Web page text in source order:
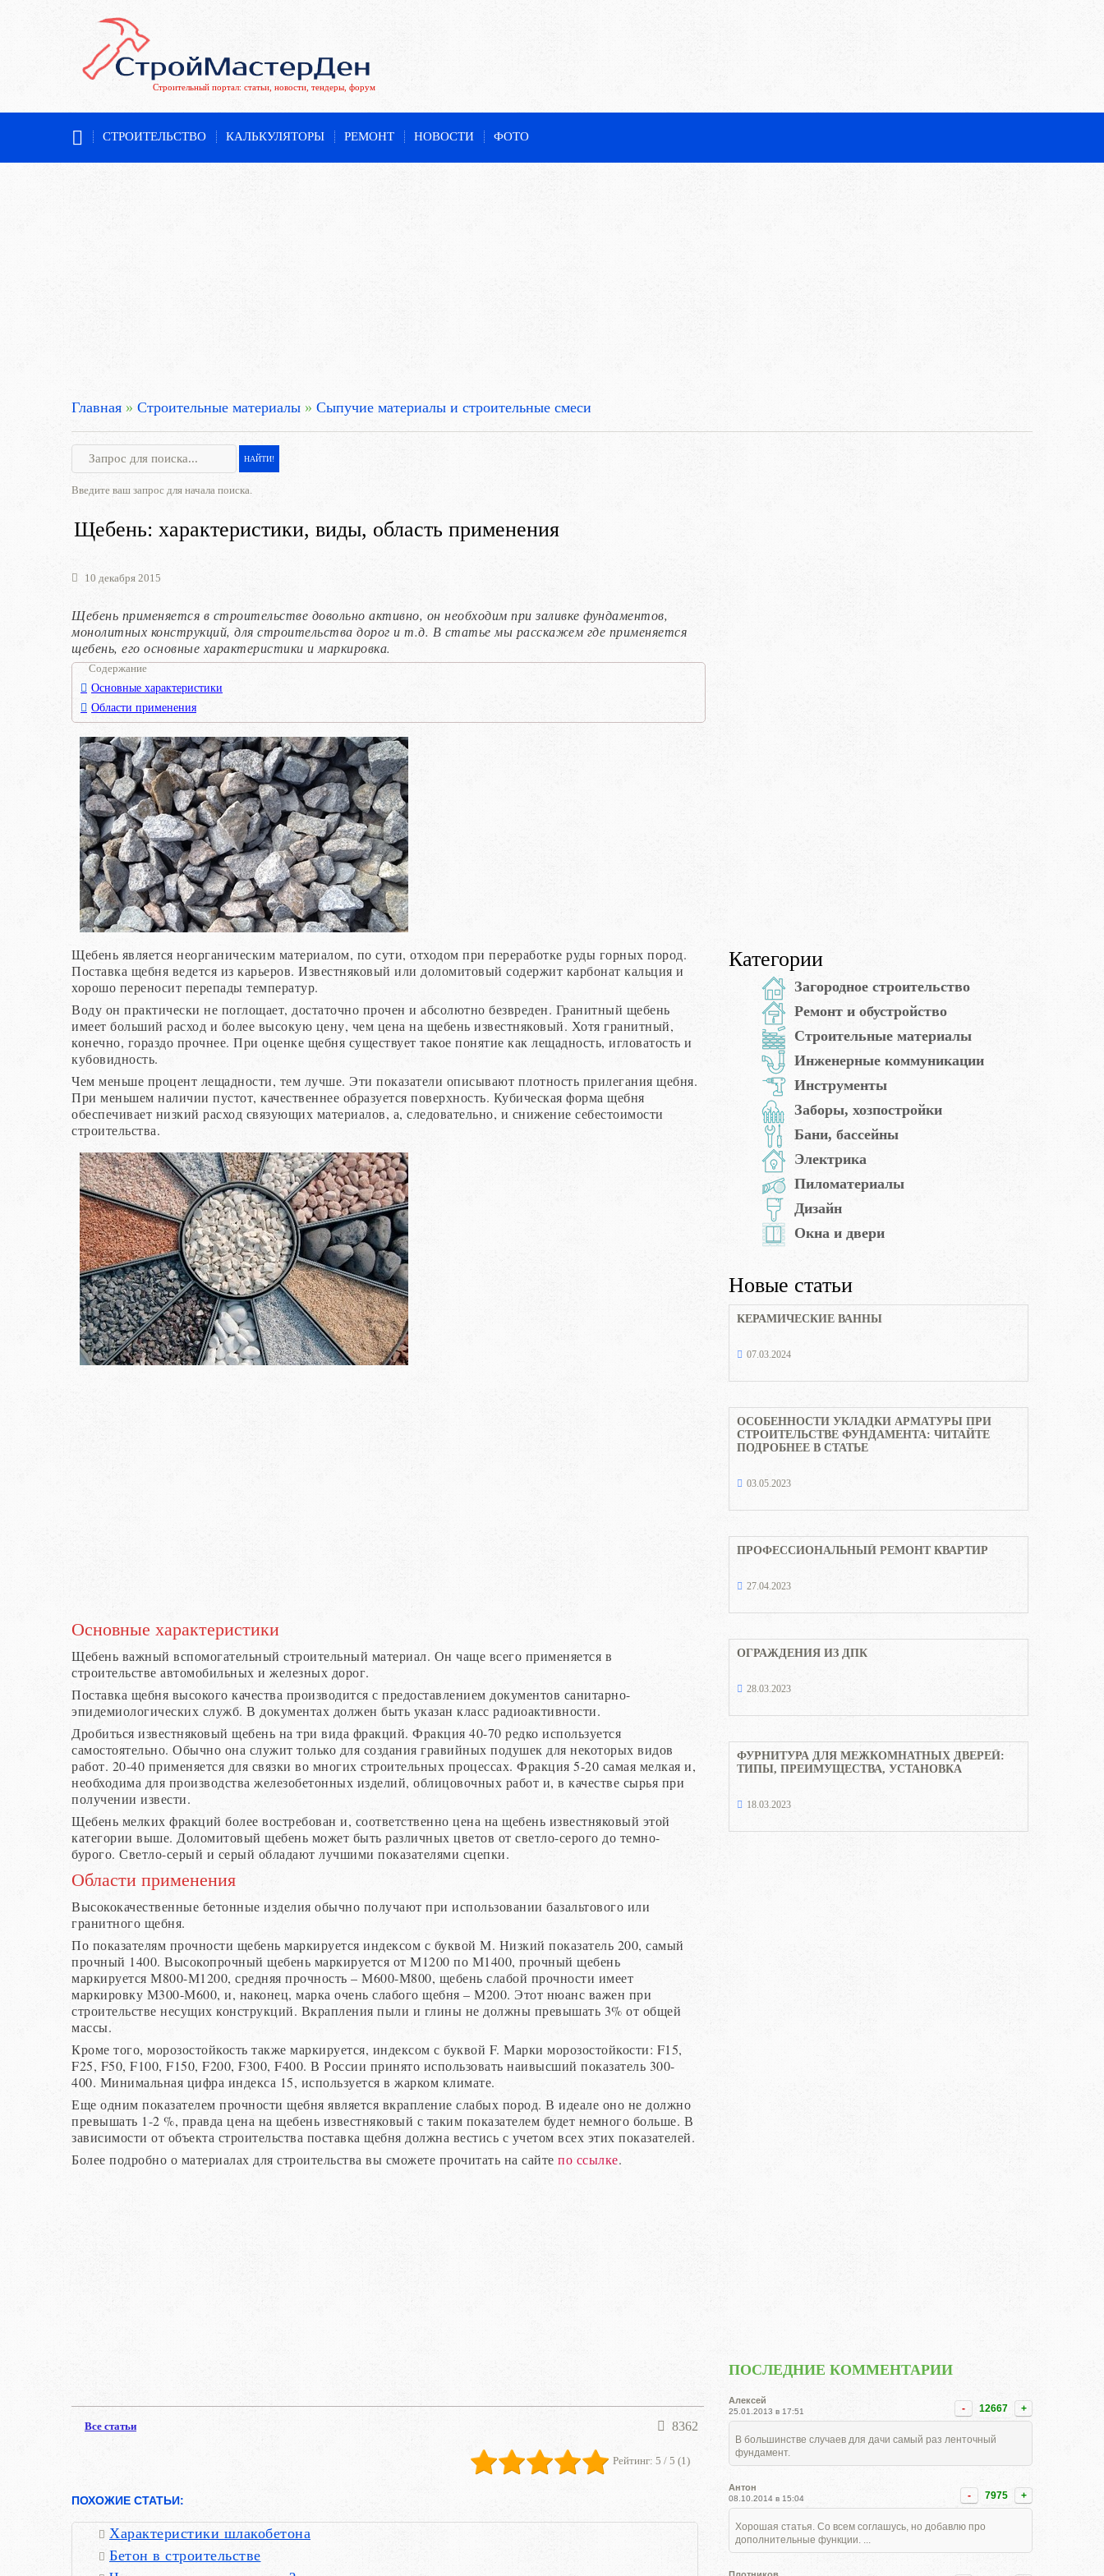
Строительный портал: статьи, новости, тендеры, форум
СТРОИТЕЛЬСТВО КАЛЬКУЛЯТОРЫ РЕМОНТ НОВОСТИ ФОТО
Главная » Строительные материалы » Сыпучие материалы и строительные смеси
Введите ваш запрос для начала поиска.
Щебень: характеристики, виды, область применения
10 декабря 2015
Щебень применяется в строительстве довольно активно, он необходим при заливке фундаментов,
монолитных конструкций, для строительства дорог и т.д. В статье мы расскажем где применяется
щебень, его основные характеристики и маркировка.
Содержание
Основные характеристики
Области применения
Щебень является неорганическим материалом, по сути, отходом при переработке руды горных пород.
Поставка щебня ведется из карьеров. Известняковый или доломитовый содержит карбонат кальция и
хорошо переносит перепады температур.
Воду он практически не поглощает, достаточно прочен и абсолютно безвреден. Гранитный щебень
имеет больший расход и более высокую цену, чем цена на щебень известняковый. Хотя гранитный,
конечно, гораздо прочнее. При оценке щебня существует такое понятие как лещадность, игловатость и
кубовидность.
Чем меньше процент лещадности, тем лучше. Эти показатели описывают плотность прилегания щебня.
При меньшем наличии пустот, качественнее образуется поверхность. Кубическая форма щебня
обеспечивает низкий расход связующих материалов, а, следовательно, и снижение себестоимости
строительства.
Основные характеристики
Щебень важный вспомогательный строительный материал. Он чаще всего применяется в
строительстве автомобильных и железных дорог.
Поставка щебня высокого качества производится с предоставлением документов санитарно-
эпидемиологических служб. В документах должен быть указан класс радиоактивности.
Дробиться известняковый щебень на три вида фракций. Фракция 40-70 редко используется
самостоятельно. Обычно она служит только для создания гравийных подушек для некоторых видов
работ. 20-40 применяется для связки во многих строительных процессах. Фракция 5-20 самая мелкая и,
необходима для производства железобетонных изделий, облицовочных работ и, в качестве сырья при
получении извести.
Щебень мелких фракций более востребован и, соответственно цена на щебень известняковый этой
категории выше. Доломитовый щебень может быть различных цветов от светло-серого до темно-
бурого. Светло-серый и серый обладают лучшими показателями сцепки.
Области применения
Высококачественные бетонные изделия обычно получают при использовании базальтового или
гранитного щебня.
По показателям прочности щебень маркируется индексом с буквой М. Низкий показатель 200, самый
прочный 1400. Высокопрочный щебень маркируется от М1200 по М1400, прочный щебень
маркируется М800-М1200, средняя прочность – М600-М800, щебень слабой прочности имеет
маркировку М300-М600, и, наконец, марка очень слабого щебня – М200. Этот нюанс важен при
строительстве несущих конструкций. Вкрапления пыли и глины не должны превышать 3% от общей
массы.
Кроме того, морозостойкость также маркируется, индексом с буквой F. Марки морозостойкости: F15,
F25, F50, F100, F150, F200, F300, F400. В России принято использовать наивысший показатель 300-
400. Минимальная цифра индекса 15, используется в жарком климате.
Еще одним показателем прочности щебня является вкрапление слабых пород. В идеале оно не должно
превышать 1-2 %, правда цена на щебень известняковый с таким показателем будет немного больше. В
зависимости от объекта строительства поставка щебня должна вестись с учетом всех этих показателей.
Более подробно о материалах для строительства вы сможете прочитать на сайте по ссылке.
Все статьи 8362
Рейтинг: 5 / 5 (1)
ПОХОЖИЕ СТАТЬИ:
Характеристики шлакобетона
Бетон в строительстве
Категории
Загородное строительство
Ремонт и обустройство
Строительные материалы
Инженерные коммуникации
Инструменты
Заборы, хозпостройки
Бани, бассейны
Электрика
Пиломатериалы
Дизайн
Окна и двери
Новые статьи
КЕРАМИЧЕСКИЕ ВАННЫ
07.03.2024
ОСОБЕННОСТИ УКЛАДКИ АРМАТУРЫ ПРИ
СТРОИТЕЛЬСТВЕ ФУНДАМЕНТА: ЧИТАЙТЕ
ПОДРОБНЕЕ В СТАТЬЕ
03.05.2023
ПРОФЕССИОНАЛЬНЫЙ РЕМОНТ КВАРТИР
27.04.2023
ОГРАЖДЕНИЯ ИЗ ДПК
28.03.2023
ФУРНИТУРА ДЛЯ МЕЖКОМНАТНЫХ ДВЕРЕЙ:
ТИПЫ, ПРЕИМУЩЕСТВА, УСТАНОВКА
18.03.2023
ПОСЛЕДНИЕ КОММЕНТАРИИ
- 12667 +
Алексей
25.01.2013 в 17:51
В большинстве случаев для дачи самый раз ленточный
фундамент.
- 7975 +
Антон
08.10.2014 в 15:04
Хорошая статья. Со всем соглашусь, но добавлю про
дополнительные функции. ...